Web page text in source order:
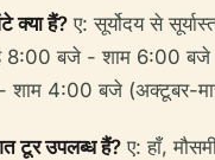
क्या हैं? ए: सूर्योदय से
8:00 बजे - शाम 6:00 बजे
4:00 बजे (अक्टूबर-
टूर उपलब्ध हैं? ए: हाँ,